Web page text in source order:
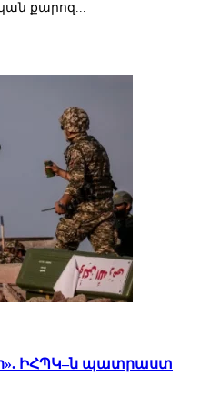
քարոզ...
ԻՀՊԿ–ն պատրաստ